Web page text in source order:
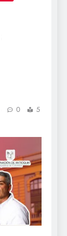
0
5